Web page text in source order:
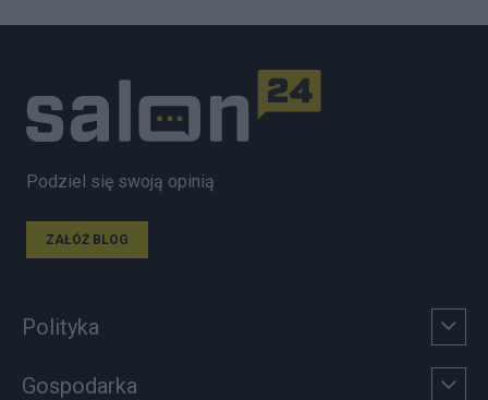
Podziel się swoją opinią
ZAŁÓŻ BLOG
Polityka
Gospodarka